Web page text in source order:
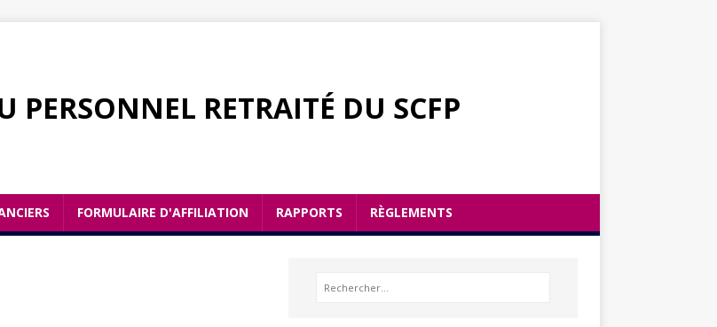
PERSONNEL RETRAITÉ DU SCFP
FORMULAIRE D'AFFILIATION RAPPORTS RÈGLEMENTS